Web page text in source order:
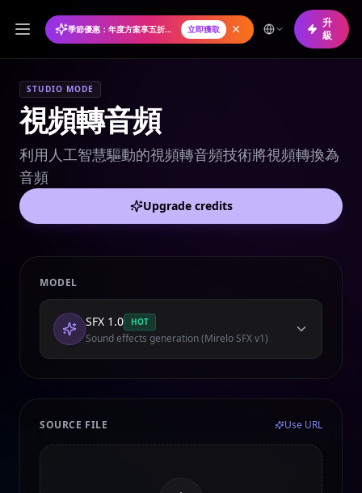
季節優惠：年度方案享五折優惠 立即獲取
升
級
STUDIO MODE
視頻轉音頻
利用人工智慧驅動的視頻轉音頻技術將視頻轉換為
音頻
Upgrade credits
MODEL
SFX 1.0 HOT
Sound effects generation (Mirelo SFX v1)
SOURCE FILE Use URL